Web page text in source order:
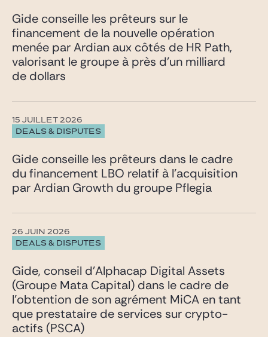
Gide conseille les prêteurs sur le
financement de la nouvelle opération
menée par Ardian aux côtés de HR Path,
valorisant le groupe à près d’un milliard
de dollars
DEALS & DISPUTES
15 JUILLET 2026
Gide conseille les prêteurs dans le cadre
du financement LBO relatif à l’acquisition
par Ardian Growth du groupe Pflegia
DEALS & DISPUTES
26 JUIN 2026
Gide, conseil d’Alphacap Digital Assets
(Groupe Mata Capital) dans le cadre de
l’obtention de son agrément MiCA en tant
que prestataire de services sur crypto-
actifs (PSCA)